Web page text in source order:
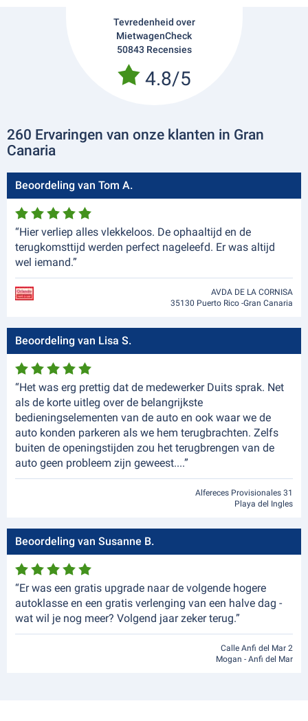
Tevredenheid over
MietwagenCheck
50843 Recensies
4.8/5
260 Ervaringen van onze klanten in Gran
Canaria
Beoordeling van Tom A.
“Hier verliep alles vlekkeloos. De ophaaltijd en de
terugkomsttijd werden perfect nageleefd. Er was altijd
wel iemand.”
AVDA DE LA CORNISA
35130 Puerto Rico -Gran Canaria
Beoordeling van Lisa S.
“Het was erg prettig dat de medewerker Duits sprak. Net
als de korte uitleg over de belangrijkste
bedieningselementen van de auto en ook waar we de
auto konden parkeren als we hem terugbrachten. Zelfs
buiten de openingstijden zou het terugbrengen van de
auto geen probleem zijn geweest....”
Alfereces Provisionales 31
Playa del Ingles
Beoordeling van Susanne B.
“Er was een gratis upgrade naar de volgende hogere
autoklasse en een gratis verlenging van een halve dag -
wat wil je nog meer? Volgend jaar zeker terug.”
Calle Anfi del Mar 2
Mogan - Anfi del Mar